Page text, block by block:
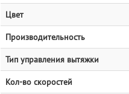
Цвет
Производительность
Тип управления вытяжки
Кол-во скоростей